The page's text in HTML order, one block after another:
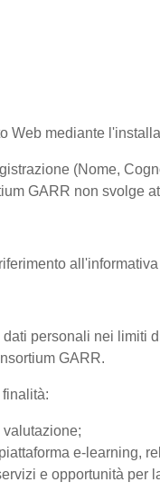
Web mediante
(Nome,
GARR non svolge
dati personali nei
GARR.
finalità:
e-learning,
e opportunità per